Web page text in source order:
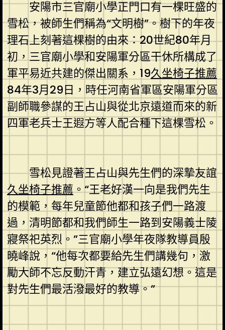
安陽市三官廟小學正門口有一棵旺盛的
雪松，被師生們稱為“文明樹”。樹下的年夜
理石上刻著這棵樹的由來：20世紀80年月
初，三官廟小學和安陽軍分區干休所構成了
軍平易近共建的傑出關系，19久坐椅子推薦
84年3月29日，時任河南省軍區安陽軍分區
副師職參謀的王占山與從北京遠道而來的新
四軍老兵士王遐方等人配合種下這棵雪松。
雪松見證著王占山與先生們的深摯友誼
久坐椅子推薦。“王老好漢一向是我們先生
的模範，每年兒童節他都和孩子們一路渡
過，清明節都和我們師生一路到安陽義士陵
寢祭祀英烈。”三官廟小學年夜隊教導員殷
曉峰說，“他每次都要給先生們講幾句，激
勵大師不忘反動汗青，建立弘遠幻想。這是
對先生們最活潑最好的教導。”